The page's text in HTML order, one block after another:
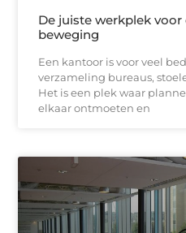
De juiste werkplek
beweging
Een kantoor is voor veel
verzameling bureaus,
Het is een plek waar
elkaar ontmoeten en